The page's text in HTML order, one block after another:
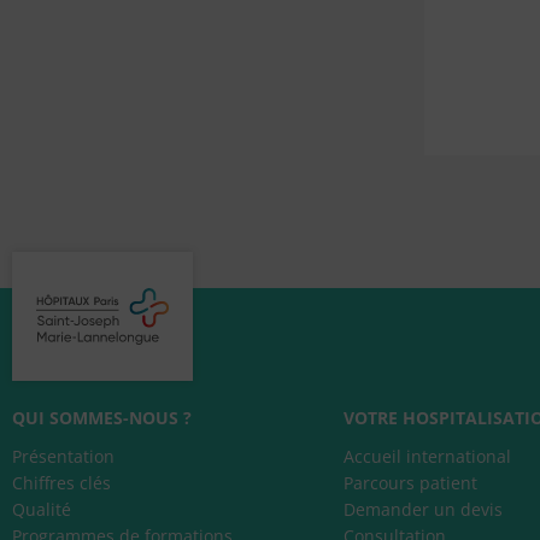
QUI SOMMES-NOUS ?
Présentation
Chiffres clés
Qualité
VOTRE
Accueil international
Parcours patient
Demander un devis